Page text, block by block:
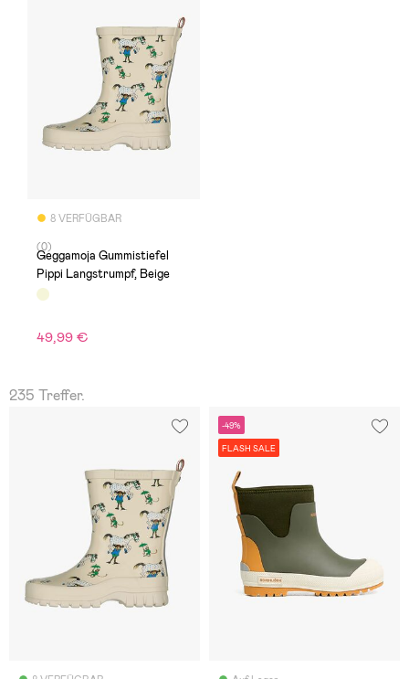
8 VERFÜGBAR
(0)
Geggamoja Gummistiefel
Pippi Langstrumpf, Beige
49,99 €
235 Treffer.
-49%
FLASH SALE